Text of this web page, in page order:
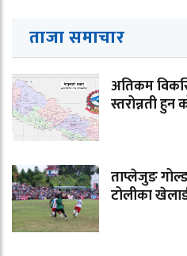
ताजा समाचार
अतिकम
स्तरोन्नती
ताप्लेजुङ
टोलीका